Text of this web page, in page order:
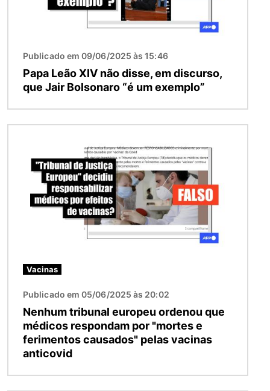
Publicado em 09/06/2025 às 15:46
Papa Leão XIV não disse, em discurso,
que Jair Bolsonaro “é um exemplo”
Vacinas
Publicado em 05/06/2025 às 20:02
Nenhum tribunal europeu ordenou que
médicos respondam por "mortes e
ferimentos causados" pelas vacinas
anticovid